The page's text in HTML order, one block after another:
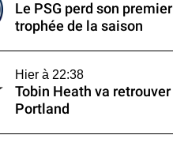
Le PSG perd son premier
trophée de la saison
Hier à 22:38
Tobin Heath va retrouver
Portland